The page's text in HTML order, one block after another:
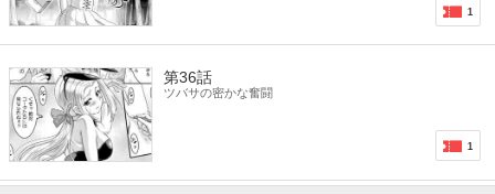
1
第36話
ツバサの密かな奮闘
1